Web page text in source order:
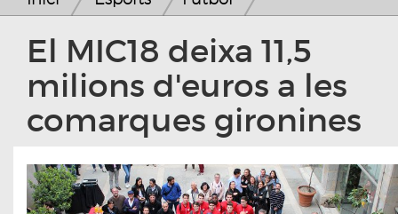
El MIC18 deixa 11,5
milions d'euros a les
comarques gironines